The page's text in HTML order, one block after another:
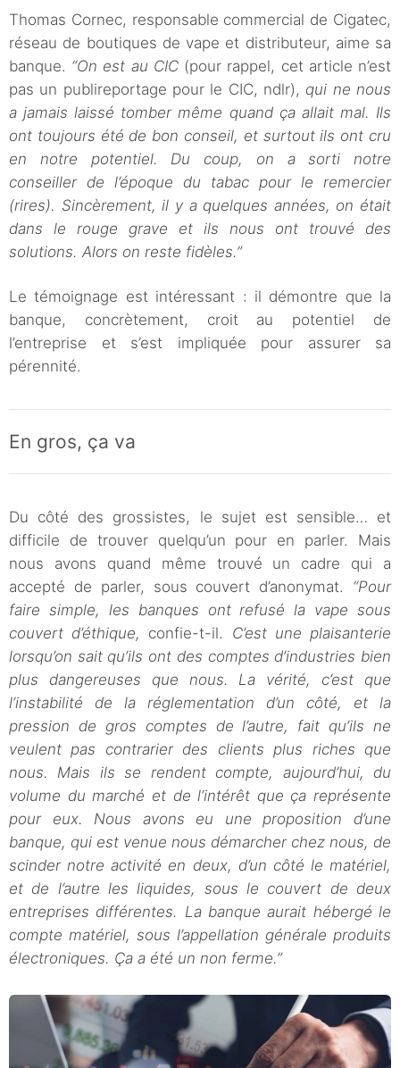
Thomas Cornec, responsable commercial de Cigatec,
réseau de boutiques de vape et distributeur, aime sa
banque. “On est au CIC(pour rappel, cet article n’est
pas un publireportage pour le CIC, ndlr), qui ne nous
a jamais laissé tomber même quand ça allait mal. Ils
ont toujours été de bon conseil, et surtout ils ont cru
en notre potentiel. Du coup, on a sorti notre
conseiller de l’époque du tabac pour le remercier
(rires). Sincèrement, il y a quelques années, on était
dans le rouge grave et ils nous ont trouvé des
solutions. Alors on reste fidèles.”
Le témoignage est intéressant : il démontre que la
banque, concrètement, croit au potentiel de
l’entreprise et s’est impliquée pour assurer sa
pérennité.
En gros, ça va
Du côté des grossistes, le sujet est sensible… et
difficile de trouver quelqu’un pour en parler. Mais
nous avons quand même trouvé un cadre qui a
accepté de parler, sous couvert d’anonymat. “Pour
faire simple, les banques ont refusé la vape sous
couvert d’éthique, confie-t-il. C’est une plaisanterie
lorsqu’on sait qu’ils ont des comptes d’industries bien
plus dangereuses que nous. La vérité, c’est que
l’instabilité de la réglementation d’un côté, et la
pression de gros comptes de l’autre, fait qu’ils ne
veulent pas contrarier des clients plus riches que
nous. Mais ils se rendent compte, aujourd’hui, du
volume du marché et de l’intérêt que ça représente
pour eux. Nous avons eu une proposition d’une
banque, qui est venue nous démarcher chez nous, de
scinder notre activité en deux, d’un côté le matériel,
et de l’autre les liquides, sous le couvert de deux
entreprises différentes. La banque aurait hébergé le
compte matériel, sous l’appellation générale produits
électroniques. Ça a été un non ferme.”